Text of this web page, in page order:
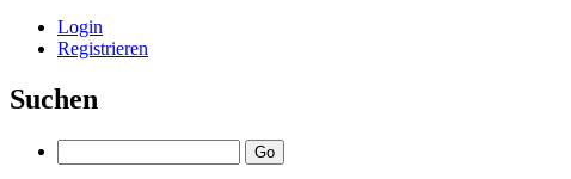
Login
Registrieren
Suchen